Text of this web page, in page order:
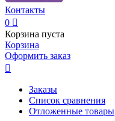
Контакты
0 
Корзина пуста
Корзина
Оформить заказ

Заказы
Список сравнения
Отложенные товары